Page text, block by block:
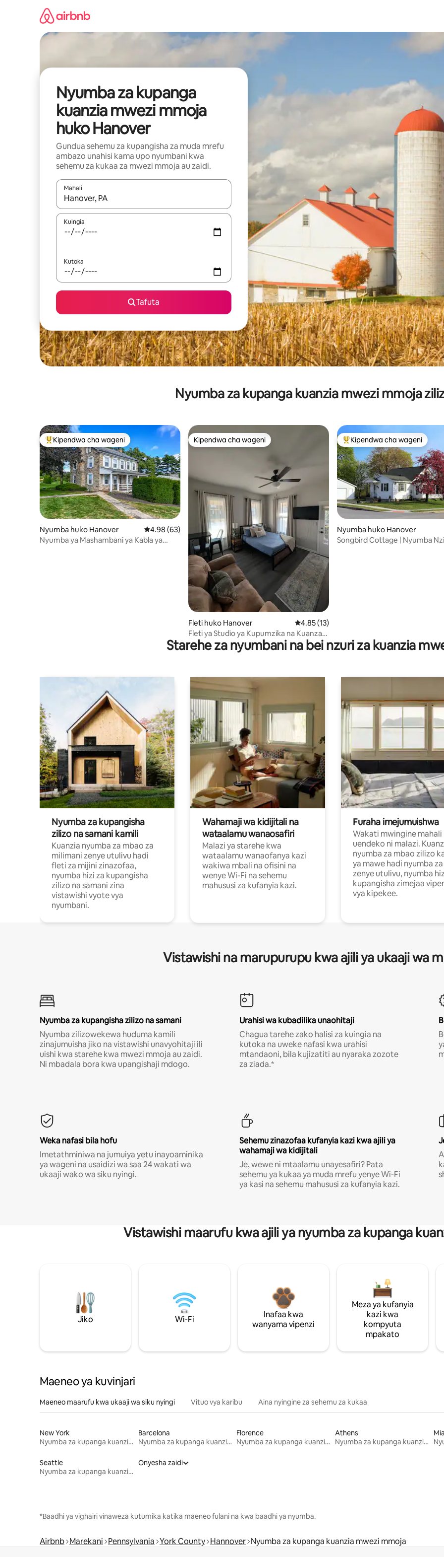
Nyumba za kupanga
kuanzia mwezi mmoja
huko Hanover
Gundua sehemu za kupangisha za muda mrefu
ambazo unahisi kama upo nyumbani kwa
sehemu za kukaa za mwezi mmoja au zaidi.
Mahali
Wakati matokeo yanapatikana, vinjari kwa kutumia vitufe vya vishale vya juu na chini au uchunguze kwa kugusa au
Kuingia
Kutoka
Tafuta
Nyumba za kupanga kuanzia mwezi mmoja
Kipendwa maarufu cha wageni
Kipendwa cha wageni
Nyumba huko Hanover Ukadiriaji wa wastani wa 4.98 kati ya 5, tathmini 63
4.98 (63)
Nyumba ya Mashambani ya Kabla ya
Kipendwa cha wageni
Kipendwa cha wageni
Fleti huko Hanover Ukadiriaji wa wastani wa 4.85 kati ya 5,
4.85 (13)
Fleti ya Studio ya Kupumzika na Kuanza
Upya
Kipendwa maarufu cha wageni
Kipendwa cha wageni
Nyumba huko Hanover
Songbird Cottage | Nyumba
Starehe za nyumbani na bei nzuri za kuanzia
Nyumba za kupangisha
zilizo na samani kamili
Kuanzia nyumba za mbao za
milimani zenye utulivu hadi
fleti za mijini zinazofaa,
nyumba hizi za kupangisha
zilizo na samani zina
vistawishi vyote vya
nyumbani.
Wahamaji wa kidijitali na
wataalamu wanaosafiri
Malazi ya starehe kwa
wataalamu wanaofanya kazi
wakiwa mbali na ofisini na
wenye Wi-Fi na sehemu
mahususi za kufanyia kazi.
Furaha imejumuishwa
Wakati mwingine mahali
uendeko ni malazi.
nyumba za mbao zilizo
ya mawe hadi nyumba
zenye utulivu, nyumba
kupangisha zimejaa
vya kipekee.
Vistawishi na marupurupu kwa ajili ya ukaaji wa
Nyumba za kupangisha zilizo na samani
Nyumba zilizowekewa huduma kamili
zinajumuisha jiko na vistawishi unavyohitaji ili
uishi kwa starehe kwa mwezi mmoja au zaidi.
Ni mbadala bora kwa upangishaji mdogo.
Urahisi wa kubadilika unaohitaji
Chagua tarehe zako halisi za kuingia na
kutoka na uweke nafasi kwa urahisi
mtandaoni, bila kujizatiti au nyaraka zozote
za ziada.*
Weka nafasi bila hofu
Imetathminiwa na jumuiya yetu inayoaminika
ya wageni na usaidizi wa saa 24 wakati wa
ukaaji wako wa siku nyingi.
Sehemu zinazofaa kufanyia kazi kwa ajili ya
wahamaji wa kidijitali
Je, wewe ni mtaalamu unayesafiri? Pata
sehemu ya kukaa ya muda mrefu yenye Wi-Fi
ya kasi na sehemu mahususi za kufanyia kazi.
Vistawishi maarufu kwa ajili ya nyumba za kupanga
Jiko Wi-Fi
Inafaa kwa
wanyama vipenzi
Meza ya kufanyia
kazi kwa
kompyuta
mpakato
Maeneo ya kuvinjari
Maeneo maarufu kwa ukaaji wa siku nyingi Vituo vya karibu Aina nyingine za sehemu za kukaa
New York
Nyumba za kupanga kuanzia mwezi mmoja
Barcelona
Nyumba za kupanga kuanzia mwezi mmoja
Florence
Nyumba za kupanga kuanzia mwezi mmoja
Athens
Nyumba za kupanga kuanzia mwezi mmoja
Seattle
Nyumba za kupanga kuanzia mwezi mmoja
Onyesha zaidi
*Baadhi ya vighairi vinaweza kutumika katika maeneo fulani na kwa baadhi ya nyumba.
Airbnb Marekani Pennsylvania York County Hannover Nyumba za kupanga kuanzia mwezi mmoja